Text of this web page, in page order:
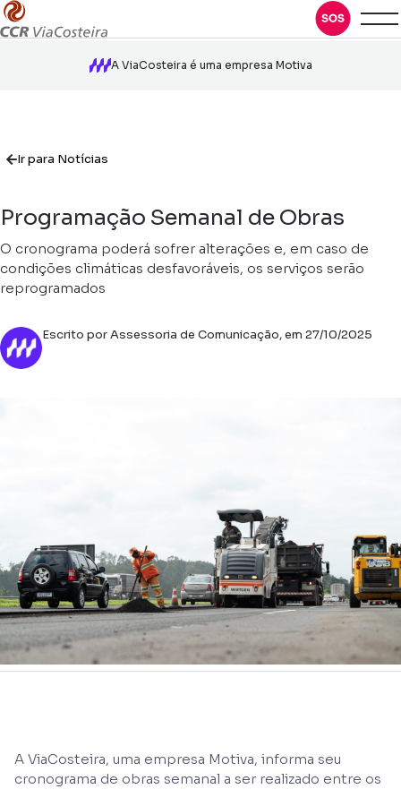
A ViaCosteira é uma empresa Motiva
Ir para Notícias
Programação Semanal de Obras
O cronograma poderá sofrer alterações e, em caso de
condições climáticas desfavoráveis, os serviços serão
reprogramados
Escrito por Assessoria de Comunicação, em 27/10/2025
A ViaCosteira, uma empresa Motiva, informa seu
cronograma de obras semanal a ser realizado entre os